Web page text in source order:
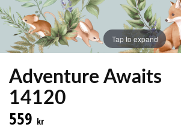
Tap to expand
Adventure Awaits
14120
559 kr